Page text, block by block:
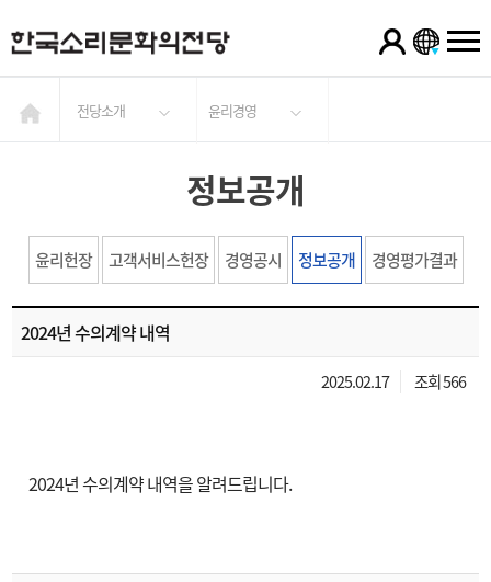
전당소개 윤리경영
정보공개
윤리헌장 고객서비스헌장 경영공시 정보공개 경영평가결과
2024년 수의계약 내역
2025.02.17 조회 566
2024년 수의계약 내역을 알려드립니다.